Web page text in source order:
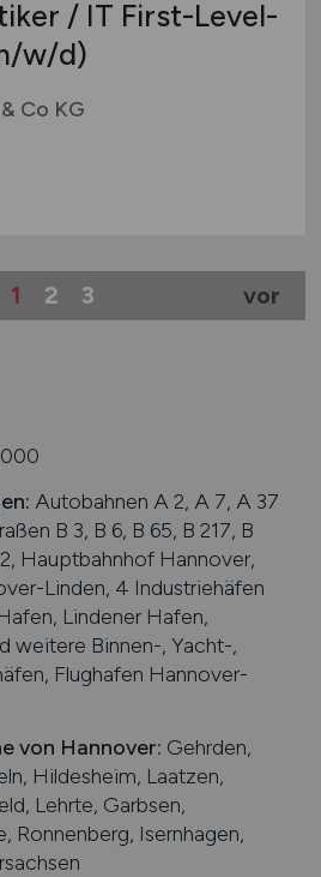
/ IT First-Level-
w/d)
Co KG
1 2 3 vor
Autobahnen A 2, A 7, A 37
B 3, B 6, B 65, B 217, B
Hauptbahnhof Hannover,
Linden, 4 Industriehäfen
Lindener Hafen,
weitere Binnen-, Yacht-,
Flughafen Hannover-
von Hannover: Gehrden,
Hildesheim, Laatzen,
Lehrte, Garbsen,
Ronnenberg, Isernhagen,